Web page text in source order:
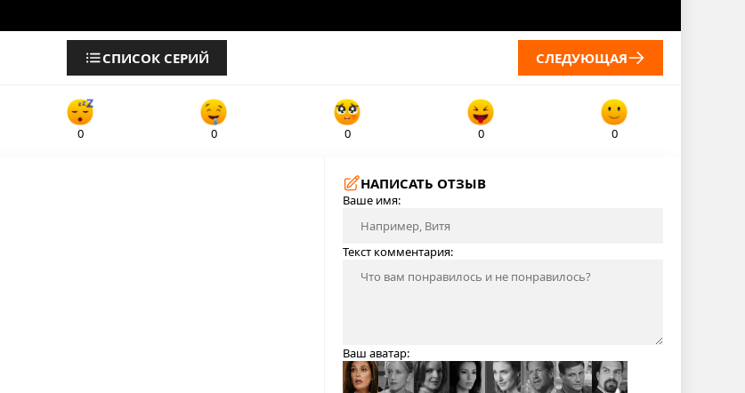
СПИСОК СЕРИЙ СЛЕДУЮЩАЯ
0 0 0 0 0
НАПИСАТЬ ОТЗЫВ
Ваше имя:
Текст комментария:
Ваш аватар: